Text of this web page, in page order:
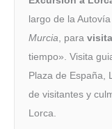
largo de la
Murcia , para
tiempo». Visita
Plaza de España,
de visitantes y
Lorca.